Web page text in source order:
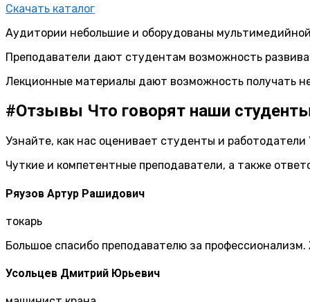
Скачать каталог
Аудитории небольшие и оборудованы
Преподаватели дают студентам возможность
Лекционные материалы дают возможность получать
#Отзывы Что говорят наши
Узнайте, как нас оценивает студенты и работодатели
Чуткие и компетентные преподаватели, а также
Ряузов Артур Рашидович
токарь
Большое спасибо преподавателю за
Усольцев Дмитрий Юрьевич